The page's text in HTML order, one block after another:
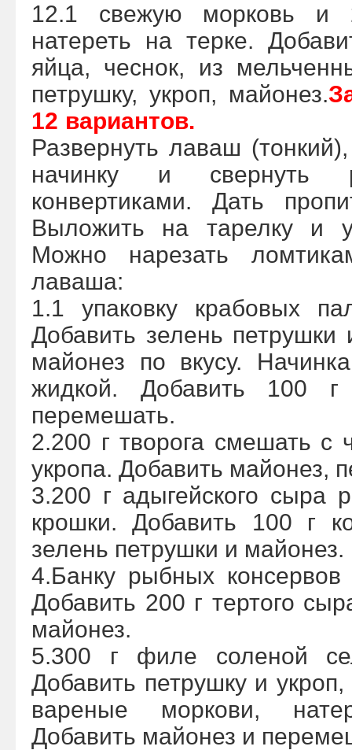
12.1 свежую морковь и
натереть на терке.
яйца, чеснок, из
петрушку, укроп, майонез.
12 вариантов.
Развернуть лаваш
начинку и свернуть
конвертиками. Дать
Выложить на тарелку и
Можно нарезать
лаваша:
1.1 упаковку крабовых
Добавить зелень петрушки
майонез по вкусу.
жидкой. Добавить 100
перемешать.
2.200 г творога смешать с
укропа. Добавить майонез,
3.200 г адыгейского сыра
крошки. Добавить 100 г
зелень петрушки и майонез.
4.Банку рыбных
Добавить 200 г тертого
майонез.
5.300 г филе соленой
Добавить петрушку и
вареные моркови,
Добавить майонез и